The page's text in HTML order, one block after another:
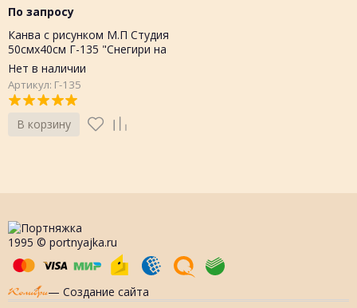
По запросу
Канва с рисунком М.П Студия
50смх40см Г-135 "Снегири на
рассвете"
Нет в наличии
Артикул: Г-135
В корзину
1995 © portnyajka.ru
— Создание сайта